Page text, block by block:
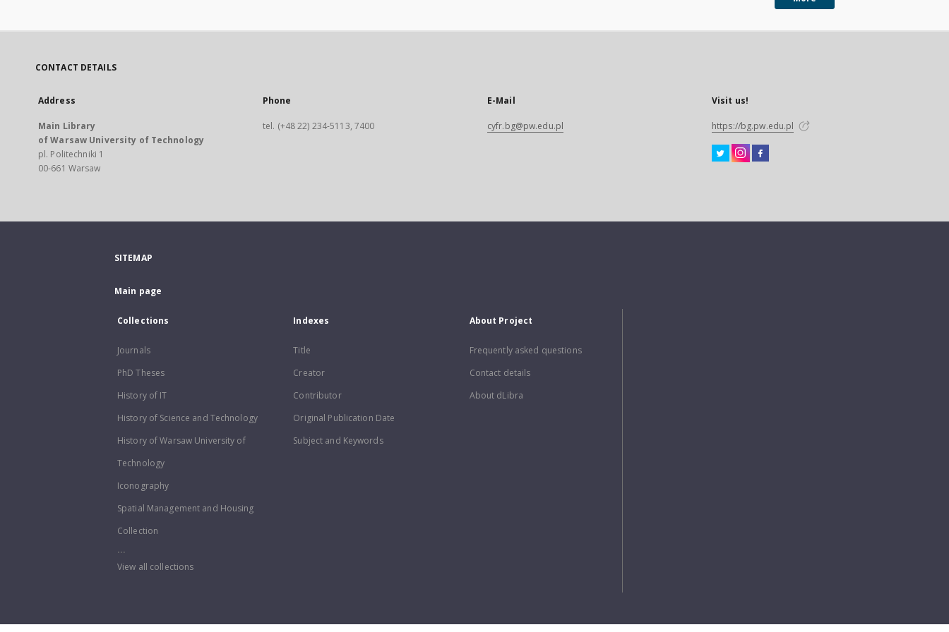
CONTACT DETAILS
Address
Main Library
of Warsaw University of Technology
pl. Politechniki 1
00-661 Warsaw
Phone
tel. (+48 22) 234-5113, 7400
E-Mail
cyfr.bg@pw.edu.pl
Visit us!
https://bg.pw.edu.pl
SITEMAP
Main page
Collections
Journals
PhD Theses
History of IT
History of Science and Technology
History of Warsaw University of
Technology
Iconography
Spatial Management and Housing
Collection
...
View all collections
Indexes
Title
Creator
Contributor
Original Publication Date
Subject and Keywords
About Project
Frequently asked questions
Contact details
About dLibra